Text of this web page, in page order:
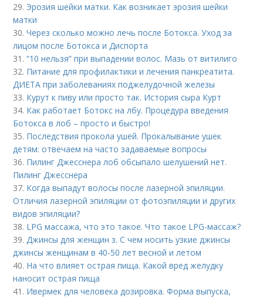
29. Эрозия шейки матки. Как возникает эрозия шейки
матки
30.Через сколько можно лечь после Ботокса. Уход за
лицом после Ботокса и Диспорта
31.“10 нельзя” при выпадении волос. Мазь от витилиго
32. Питание для профилактики и лечения панкреатита.
ДИЕТА при заболеваниях поджелудочной железы
33. Курут к пиву или просто так. История сыра Курт
34. Как работает Ботокс на лбу. Процедура введения
Ботокса в лоб – просто и быстро!
35. Последствия прокола ушей. Прокалывание ушек
детям: отвечаем на часто задаваемые вопросы
36. Пилинг Джесснера лоб обсыпало шелушений нет.
Пилинг Джесснера
37. Когда выпадут волосы после лазерной эпиляции.
Отличия лазерной эпиляции от фотоэпиляции и других
видов эпиляции?
38. LPG массажа, что это такое. Что такое LPG-массаж?
39.Джинсы для женщин з. С чем носить узкие джинсы
джинсы женщинам в 40-50 лет весной и летом
40. На что влияет острая пища. Какой вред желудку
наносит острая пища
41. Ивермек для человека дозировка. Форма выпуска,